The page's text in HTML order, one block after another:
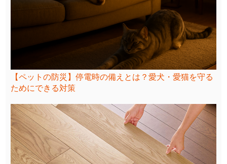
【ペットの防災】停電時の備えとは？愛犬・愛猫を守る
ためにできる対策